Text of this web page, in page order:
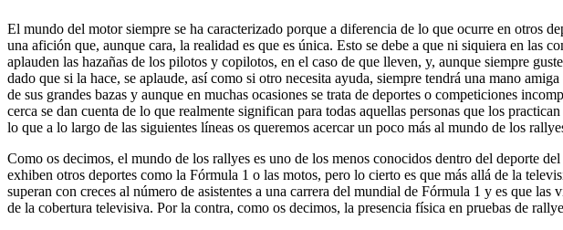
El mundo del motor siempre se ha caracterizado porque a diferencia de lo que ocurre en otros
una afición que, aunque cara, la realidad es que es única. Esto se debe a que ni siquiera en las
aplauden las hazañas de los pilotos y copilotos, en el caso de que lleven, y, aunque siempre
dado que si la hace, se aplaude, así como si otro necesita ayuda, siempre tendrá una mano
de sus grandes bazas y aunque en muchas ocasiones se trata de deportes o competiciones
cerca se dan cuenta de lo que realmente significan para todas aquellas personas que los
lo que a lo largo de las siguientes líneas os queremos acercar un poco más al mundo de los
Como os decimos, el mundo de los rallyes es uno de los menos conocidos dentro del deporte
exhiben otros deportes como la Fórmula 1 o las motos, pero lo cierto es que más allá de la
superan con creces al número de asistentes a una carrera del mundial de Fórmula 1 y es que
de la cobertura televisiva. Por la contra, como os decimos, la presencia física en pruebas de